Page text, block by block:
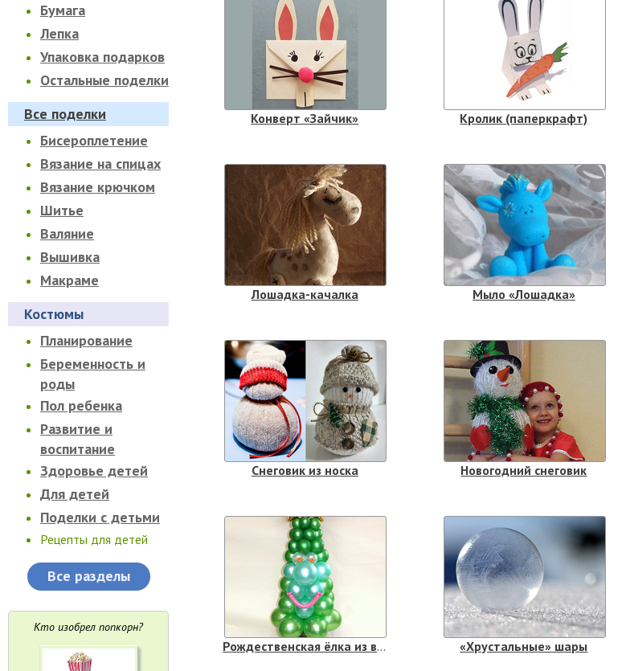
Бумага
Лепка
Упаковка подарков
Остальные поделки
Все поделки
Бисероплетение
Вязание на спицах
Вязание крючком
Шитье
Валяние
Вышивка
Макраме
Костюмы
Планирование
Беременность и
роды
Пол ребенка
Развитие и
воспитание
Здоровье детей
Для детей
Поделки с детьми
Рецепты для детей
Все разделы
Кто изобрел попкорн?
Конверт «Зайчик» Кролик (паперкрафт)
Лошадка-качалка Мыло «Лошадка»
Снеговик из носка Новогодний снеговик
Рождественская ёлка из воздушных шаров «Хрустальные» шары